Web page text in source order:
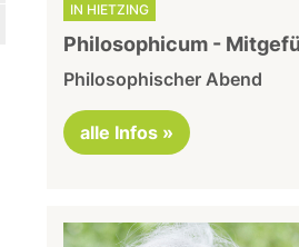
IN HIETZING
Philosophicum -
Philosophischer Abend
alle Infos »